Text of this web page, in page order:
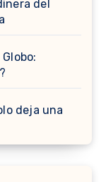
del
deja una